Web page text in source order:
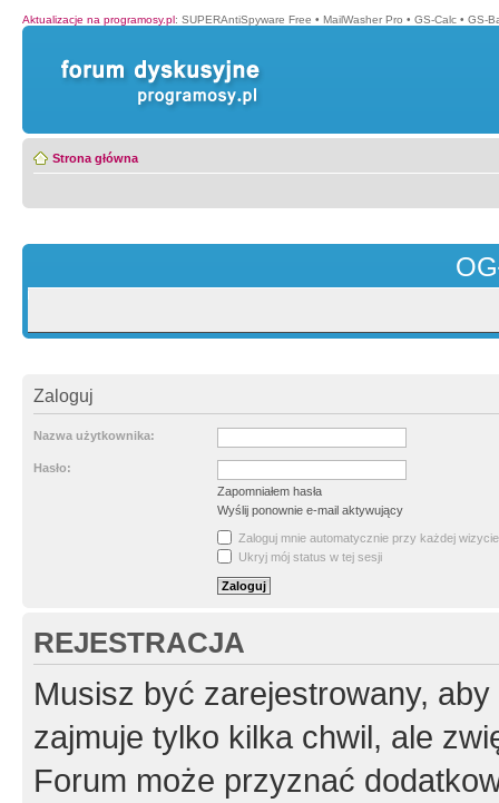
Aktualizacje na programosy.pl: SUPERAntiSpyware Free • MailWasher Pro • GS-Calc • GS-
Strona główna
Zaloguj
Nazwa użytkownika:
Hasło:
Zapomniałem hasła
Wyślij ponownie e-mail aktywujący
Zaloguj mnie automatycznie przy każdej wizycie
Ukryj mój status w tej sesji
REJESTRACJA
Musisz być zarejestrowany,
zajmuje tylko kilka chwil, ale
Forum może przyznać